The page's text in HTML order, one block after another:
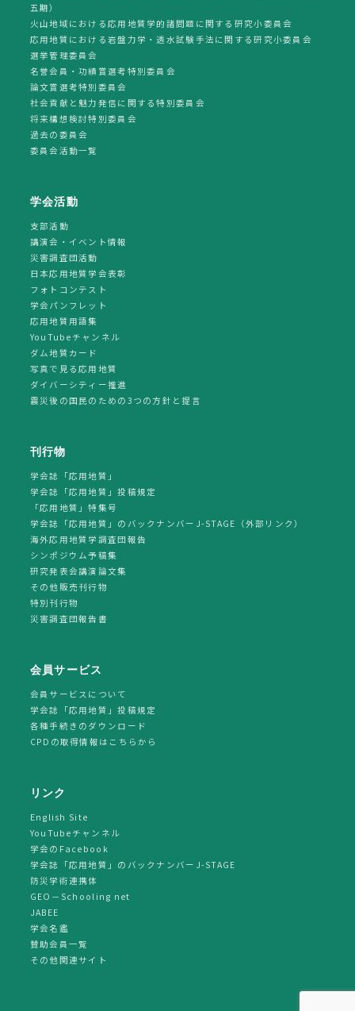
五期）
火山地域における応用地質学的諸問題に関する研究小委員会
応用地質における岩盤力学・透水試験手法に関する研究小委員会
選挙管理委員会
名誉会員・功績賞選考特別委員会
論文賞選考特別委員会
社会貢献と魅力発信に関する特別委員会
将来構想検討特別委員会
過去の委員会
委員会活動一覧
学会活動
支部活動
講演会・イベント情報
災害調査団活動
日本応用地質学会表彰
フォトコンテスト
学会パンフレット
応用地質用語集
YouTubeチャンネル
ダム地質カード
写真で見る応用地質
ダイバーシティー推進
震災後の国民のための3つの方針と提言
刊行物
学会誌「応用地質」
学会誌「応用地質」投稿規定
「応用地質」特集号
学会誌「応用地質」のバックナンバーJ-STAGE（外部リンク）
海外応用地質学調査団報告
シンポジウム予稿集
研究発表会講演論文集
その他販売刊行物
特別刊行物
災害調査団報告書
会員サービス
会員サービスについて
学会誌「応用地質」投稿規定
各種手続きのダウンロード
CPDの取得情報はこちらから
リンク
English Site
YouTubeチャンネル
学会のFacebook
学会誌「応用地質」のバックナンバーJ-STAGE
防災学術連携体
GEO－Schooling net
JABEE
学会名鑑
賛助会員一覧
その他関連サイト